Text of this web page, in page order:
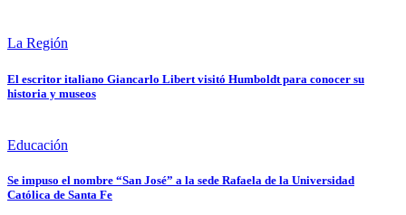
La Región
El escritor italiano Giancarlo Libert visitó Humboldt para conocer su
historia y museos
Educación
Se impuso el nombre “San José” a la sede Rafaela de la Universidad
Católica de Santa Fe